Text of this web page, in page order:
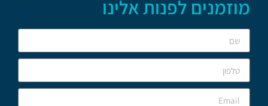
מוזמנים לפנות אלינו